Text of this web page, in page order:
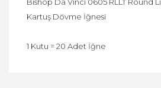
Kartuş Dövme İğnesi
1 Kutu = 20 Adet İğne